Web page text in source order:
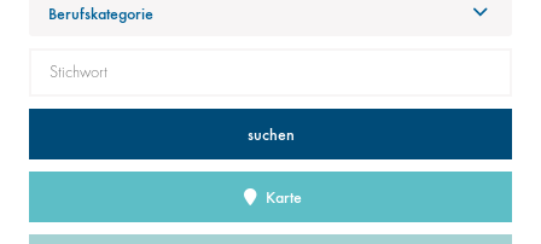
Berufskategorie
Karte
suchen